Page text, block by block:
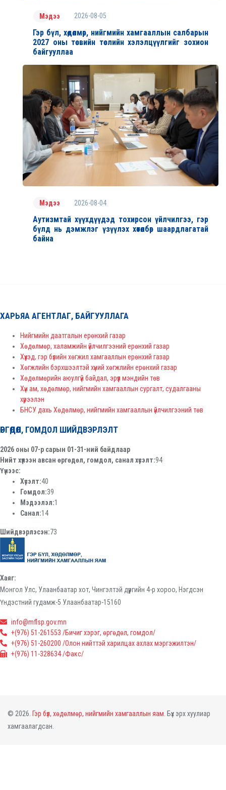
Мэдээ 2026-08-05
Гэр бүл, хөдөлмөр, нийгмийн хамгааллын салбарын
2027 оны төсвийн төслийн хэлэлцүүлгийг зохион
байгууллаа
Мэдээ 2026-08-04
Аутизмтай хүүхдүүдэд тохирсон үйлчилгээ, гэр
бүлд нь дэмжлэг үзүүлэх хөтөлбөр шаардлагатай
байна
ХАРЬЯА АГЕНТЛАГ, БАЙГУУЛЛАГА
Нийгмийн даатгалын ерөнхий газар
Хөдөлмөр, халамжийн үйлчилгээний ерөнхий газар
Хүүхэд, гэр бүлийн хөгжил хамгааллын ерөнхий газар
Хөгжлийн бэрхшээлтэй хүний хөгжлийн ерөнхий газар
Хөдөлмөрийн аюулгүй байдал, эрүүл мэндийн төв
Хүн ам, хөдөлмөр, нийгмийн хамгааллын сургалт, судалгааны
хүрээлэн
БНСУ дахь Хөдөлмөр, нийгмийн хамгааллын үйлчилгээний төв
ӨРГӨДӨЛ, ГОМДОЛ ШИЙДВЭРЛЭЛТ
2026 оны 07-р сарын 01-31-ний байдлаар
Нийт хүлээн авсан өргөдөл, гомдол, санал хүсэлт:94
Үүнээс:
Хүсэлт:40
Гомдол:39
Мэдээлэл:1
Санал:14
Шийдвэрлэсэн:73
Хаяг:
Монгол Улс, Улаанбаатар хот, Чингэлтэй дүүргийн 4-р хороо, Нэгдсэн
Үндэстний гудамж-5 Улаанбаатар-15160
info@mflsp.gov.mn
+(976) 51-261553 /Бичиг хэрэг, өргөдөл, гомдол/
+(976) 51-260200 /Олон нийттэй харилцах ахлах мэргэжилтэн/
+(976) 11-328634 /Факс/
© 2026. Гэр бүл, хөдөлмөр, нийгмийн хамгааллын яам. Бүх эрх хуулиар
хамгаалагдсан.